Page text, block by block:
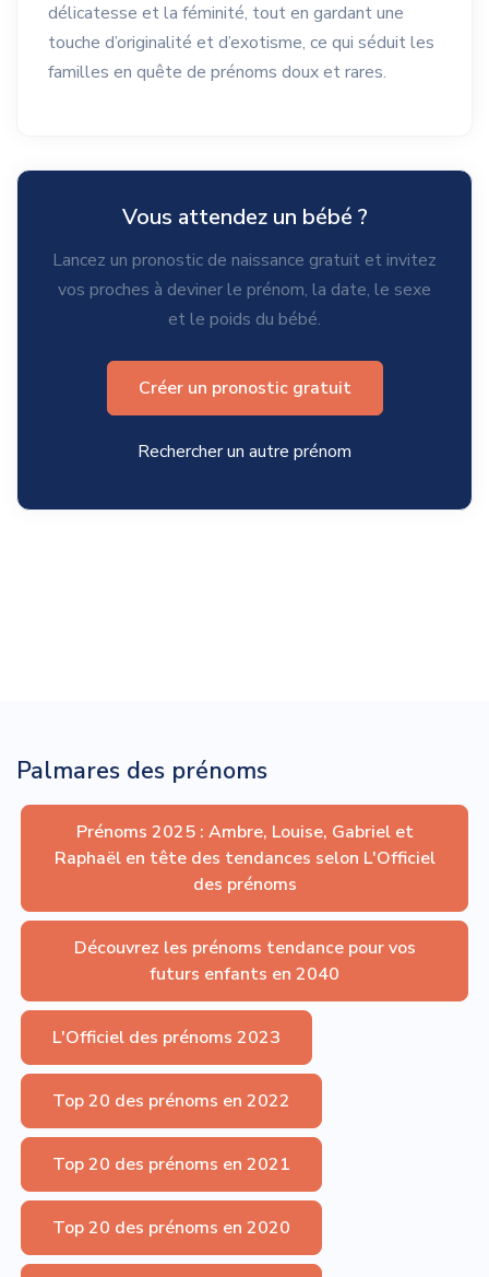
délicatesse et la féminité, tout en gardant une
touche d’originalité et d’exotisme, ce qui séduit les
familles en quête de prénoms doux et rares.
Vous attendez un bébé ?
Lancez un pronostic de naissance gratuit et invitez
vos proches à deviner le prénom, la date, le sexe
et le poids du bébé.
Créer un pronostic gratuit
Rechercher un autre prénom
Palmares des prénoms
Prénoms 2025 : Ambre, Louise, Gabriel et
Raphaël en tête des tendances selon L'Officiel
des prénoms
Découvrez les prénoms tendance pour vos
futurs enfants en 2040
L'Officiel des prénoms 2023
Top 20 des prénoms en 2022
Top 20 des prénoms en 2021
Top 20 des prénoms en 2020